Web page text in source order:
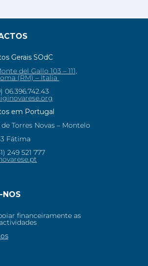
Gerais SOdC
del Gallo 103 – 111,
(RM) – Italia
06.396.742.43
em Portugal
Torres Novas – Montelo
Fátima
249 521 777
NOS
financeiramente as